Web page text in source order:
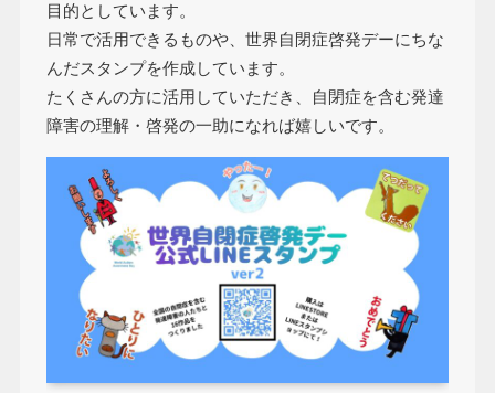
目的としています。
日常で活用できるものや、世界自閉症啓発デーにちな
んだスタンプを作成しています。
たくさんの方に活用していただき、自閉症を含む発達
障害の理解・啓発の一助になれば嬉しいです。